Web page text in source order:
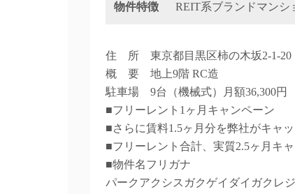
物件特徴 REIT系ブランドマンシ
住 所 東京都目黒区柿の木坂2-1-20
概 要 地上9階 RC造
駐車場 9台（機械式）月額36,300円
■フリーレント1ヶ月キャンペーン
■さらに賃料1.5ヶ月分を弊社がキャ
■フリーレント合計、実質2.5ヶ月キ
■物件名フリガナ
パークアクシスガクゲイダイガクレ